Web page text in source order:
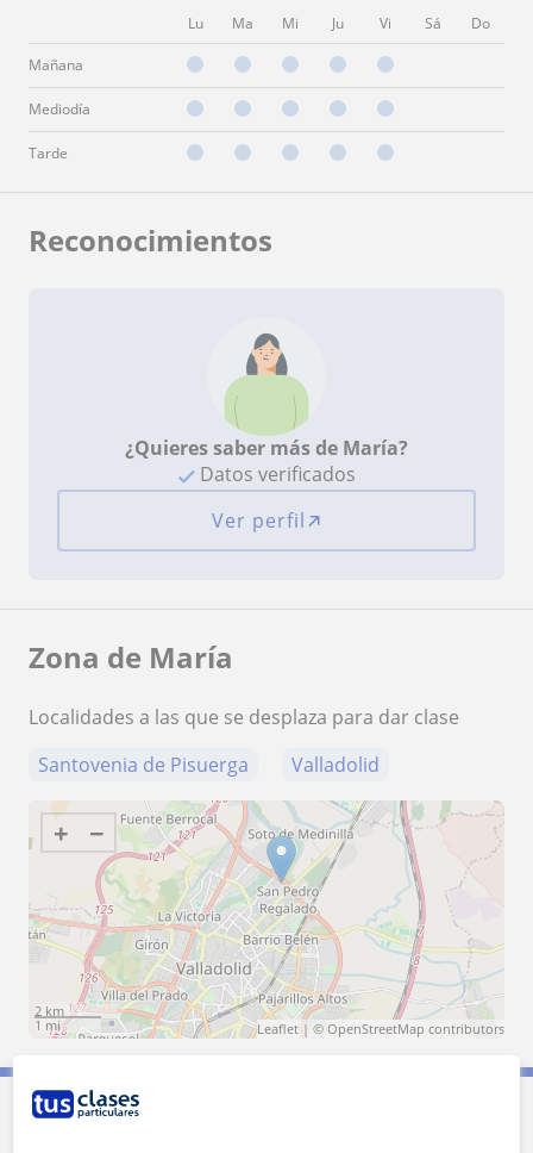
Lu Ma Mi Ju Vi Sá Do
Mañana
Mediodía
Tarde
Reconocimientos
¿Quieres saber más de María?
Datos verificados
Ver perfil
Zona de María
Localidades a las que se desplaza para dar clase
Santovenia de Pisuerga
Valladolid
+ −
2 km
1 mi
Leaflet | © OpenStreetMap contributors